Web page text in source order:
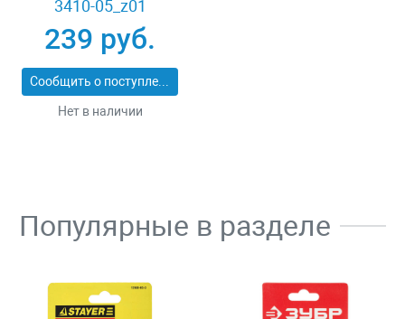
3410-05_z01
239 руб.
Сообщить о поступлении
Нет в наличии
Популярные в разделе